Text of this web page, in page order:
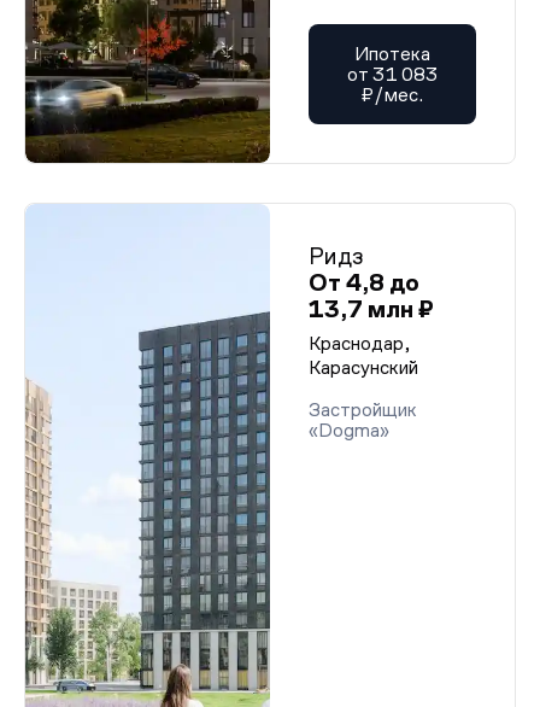
Ипотека
от 31 083
₽/мес.
Ридз
От 4,8 до
13,7 млн ₽
Краснодар,
Карасунский
Застройщик
«Dogma»